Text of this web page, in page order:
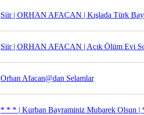
Siir | ORHAN AFACAN | Kışlada Türk
Siir | ORHAN AFACAN | Açık Ölüm Evi
Orhan Afacan@dan Selamlar
* * * | Kurban Bayraminiz Mubarek Olsun